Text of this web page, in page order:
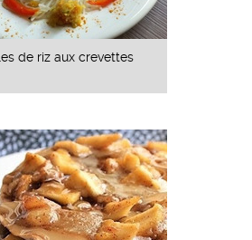
de riz aux crevettes